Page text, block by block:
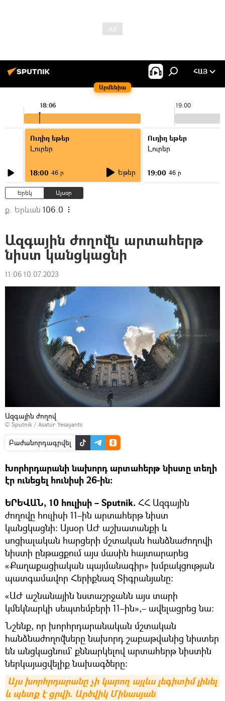
Արմենիա
ՀԱՅ
19:00
18:06
Ուղիղ եթեր
Լուրեր
18:00 46 ր Եթեր
Ուղիղ եթեր
Լուրեր
19:00 46 ր
Երեկ Այսօր
ք. Երևան 106.0
Ազգային ժողովն արտահերթ
նիստ կանցկացնի
11:06 10.07.2023
Ազգային ժողով
© Sputnik / Asatur Yesayants
Բաժանորդագրվել
Խորհրդարանի նախորդ արտահերթ նիստը տեղի
էր ունեցել հունիսի 26-ին։
ԵՐԵՎԱՆ, 10 հուլիսի – Sputnik. ՀՀ Ազգային
ժողովը հուլիսի 11–ին արտահերթ նիստ
կանցկացնի։ Այսօր ԱԺ աշխատանքի և
սոցիալական հարցերի մշտական հանձնաժողովի
նիստի ընթացքում այս մասին հայտարարեց
«Քաղաքացիական պայմանագիր» խմբակցության
պատգամավոր Հերիքնազ Տիգրանյանը։
«ԱԺ աշնանային նստաշրջանն այս տարի
կմեկնարկի սեպտեմբերի 11–ին»,– ավելացրեց նա։
Նշենք, որ խորհրդարանական մշտական
հանձնաժողովները նախորդ շաբաթվանից նիստեր
են անցկացնում` քննարկելով արտահերթ նիստին
ներկայացվելիք նախագծերը։
Այս խորհրդարանը չի կարող այլևս լեգիտիմ լինել
և պետք է ցրվի. Արծվիկ Մինասյան